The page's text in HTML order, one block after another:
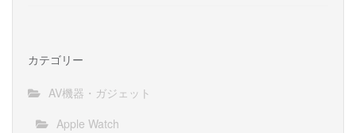
カテゴリー
AV機器・ガジェット
Apple Watch